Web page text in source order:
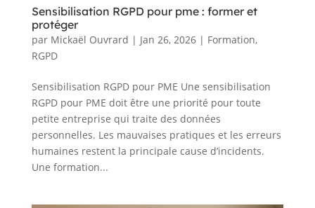
Sensibilisation RGPD pour pme : former et
protéger
par Mickaël Ouvrard | Jan 26, 2026| Formation,
RGPD
Sensibilisation RGPD pour PME Une sensibilisation
RGPD pour PME doit être une priorité pour toute
petite entreprise qui traite des données
personnelles. Les mauvaises pratiques et les erreurs
humaines restent la principale cause d’incidents.
Une formation...